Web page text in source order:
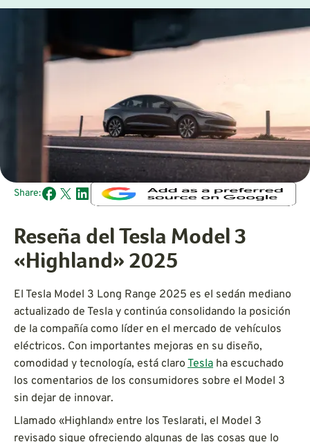
Share:
Reseña del Tesla Model 3
«Highland» 2025
El Tesla Model 3 Long Range 2025 es el sedán mediano
actualizado de Tesla y continúa consolidando la posición
de la compañía como líder en el mercado de vehículos
eléctricos. Con importantes mejoras en su diseño,
comodidad y tecnología, está claro Tesla ha escuchado
los comentarios de los consumidores sobre el Model 3
sin dejar de innovar.
Llamado «Highland» entre los Teslarati, el Model 3
revisado sigue ofreciendo algunas de las cosas que lo